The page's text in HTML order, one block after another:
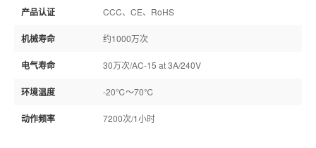
产品认证 CCC、CE、RoHS
机械寿命 约1000万次
电气寿命 30万次/AC-15 at 3A/240V
环境温度 -20℃～70℃
动作频率 7200次/1小时